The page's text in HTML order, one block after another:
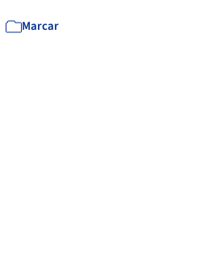
Marcar